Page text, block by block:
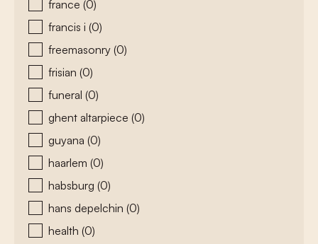
france (0)
francis i (0)
freemasonry (0)
frisian (0)
funeral (0)
ghent altarpiece (0)
guyana (0)
haarlem (0)
habsburg (0)
hans depelchin (0)
health (0)